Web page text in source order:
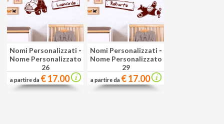
Nomi Personalizzati -
Nome Personalizzato
26
a partire da € 17.00
Nomi Personalizzati -
Nome Personalizzato
29
a partire da € 17.00